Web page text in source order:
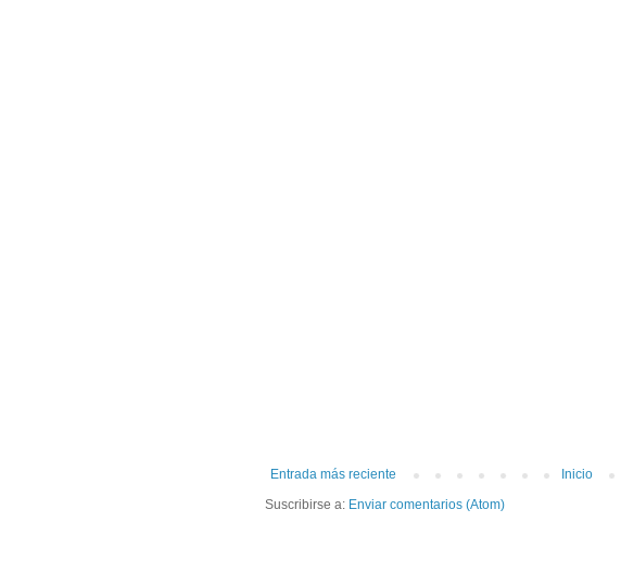
Entrada más reciente
Inicio
Suscribirse a: Enviar comentarios (Atom)